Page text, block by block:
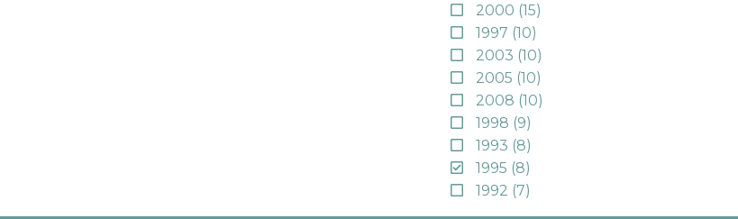
2000 (15)
1997 (10)
2003 (10)
2005 (10)
2008 (10)
1998 (9)
1993 (8)
1995 (8)
1992 (7)